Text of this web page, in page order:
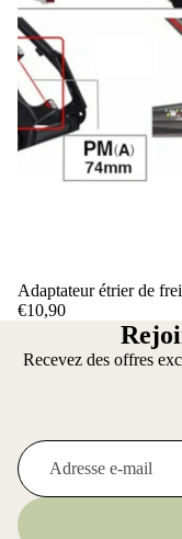
Adaptateur étrier de
€10,90
Recevez des offres